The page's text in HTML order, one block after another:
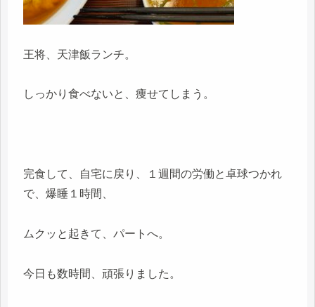
王将、天津飯ランチ。
しっかり食べないと、痩せてしまう。
完食して、自宅に戻り、１週間の労働と卓球つかれ
で、爆睡１時間、
ムクッと起きて、パートへ。
今日も数時間、頑張りました。